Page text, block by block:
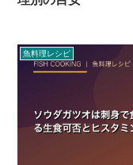
魚料理レシピ